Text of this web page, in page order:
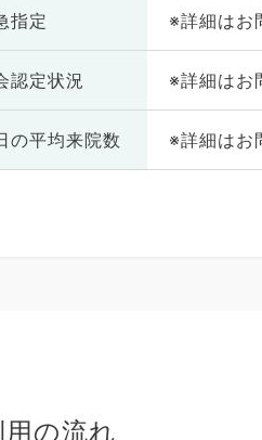
指定 ※詳細はお
認定状況 ※詳細はお
の平均来院数 ※詳細はお
の流れ